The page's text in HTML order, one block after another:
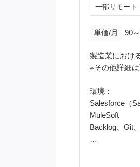
一部リモート
単価/月 90
製造業におけ
※その他詳細は
環境：
Salesforce（
MuleSoft
Backlog、Git
・概ね9-10時